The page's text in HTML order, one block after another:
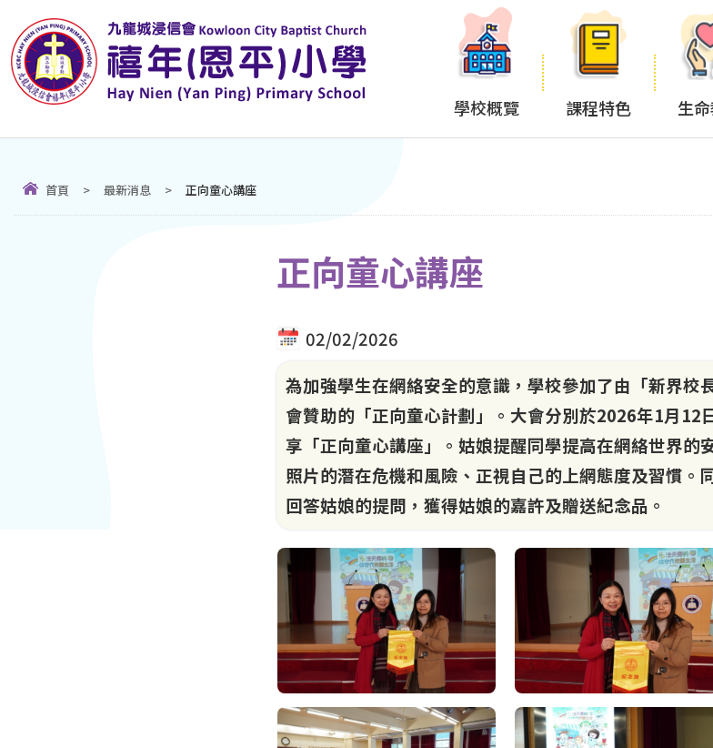
學校概覽 課程特色 生
首頁 > 最新消息 > 正向童心講座
正向童心講座
02/02/2026
為加強學生在網絡安全的意識，學校參加了由「新界
會贊助的「正向童心計劃」。大會分別於2026年1月
享「正向童心講座」。姑娘提醒同學提高在網絡世界
照片的潛在危機和風險、正視自己的上網態度及習慣
回答姑娘的提問，獲得姑娘的嘉許及贈送紀念品。